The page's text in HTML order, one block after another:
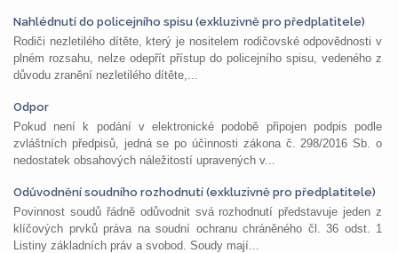
Nahlédnutí do policejního spisu (exkluzivně pro předplatitele)
Rodiči nezletilého dítěte, který je nositelem rodičovské odpovědnosti v
plném rozsahu, nelze odepřít přístup do policejního spisu, vedeného z
důvodu zranění nezletilého dítěte,...
Odpor
Pokud není k podání v elektronické podobě připojen podpis podle
zvláštních předpisů, jedná se po účinnosti zákona č. 298/2016 Sb. o
nedostatek obsahových náležitostí upravených v...
Odůvodnění soudního rozhodnutí (exkluzivně pro předplatitele)
Povinnost soudů řádně odůvodnit svá rozhodnutí představuje jeden z
klíčových prvků práva na soudní ochranu chráněného čl. 36 odst. 1
Listiny základních práv a svobod. Soudy mají...